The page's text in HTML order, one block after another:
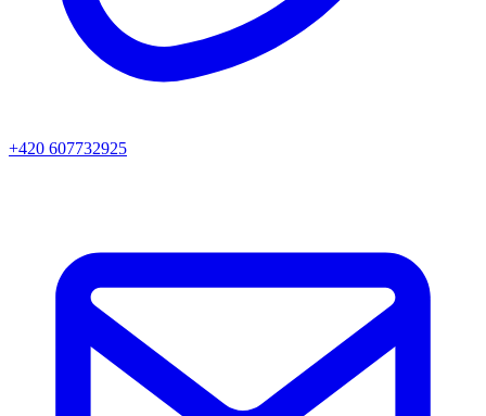
+420 607732925